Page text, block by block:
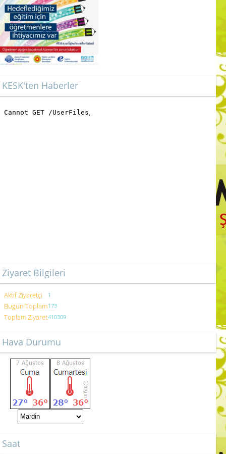
KESK'ten Haberler
Ziyaret Bilgileri
Aktif Ziyaretçi 1
Bugün Toplam173
Toplam Ziyaret410309
Hava Durumu
Saat